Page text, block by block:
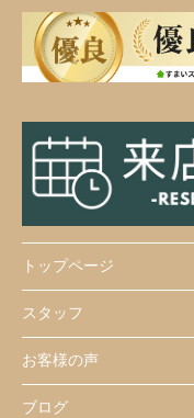
トップページ
スタッフ
お客様の声
ブログ